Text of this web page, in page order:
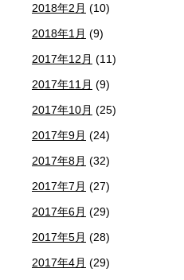
2018年2月 (10)
2018年1月 (9)
2017年12月 (11)
2017年11月 (9)
2017年10月 (25)
2017年9月 (24)
2017年8月 (32)
2017年7月 (27)
2017年6月 (29)
2017年5月 (28)
2017年4月 (29)